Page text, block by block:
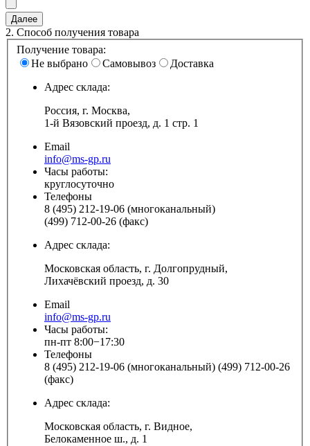
2. Способ получения товара
Получение товара:
Не выбрано
Самовывоз
Доставка
Адрес склада:
Россия, г. Москва,
1-й Вязовский проезд, д. 1 стр. 1
Email
info@ms-gp.ru
Часы работы:
круглосуточно
Телефоны
8 (495) 212-19-06 (многоканальный)
(499) 712-00-26 (факс)
Адрес склада:
Московская область, г. Долгопрудный,
Лихачёвский проезд, д. 30
Email
info@ms-gp.ru
Часы работы:
пн-пт 8:00−17:30
Телефоны
8 (495) 212-19-06 (многоканальный) (499) 712-00-26
(факс)
Адрес склада:
Московская область, г. Видное,
Белокаменное ш., д. 1